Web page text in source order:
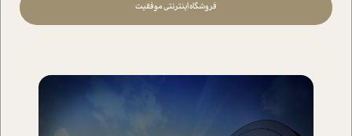
فروشگاه اینترنتی موفقیت